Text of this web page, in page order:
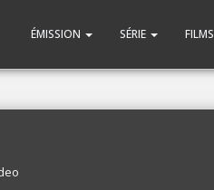
ÉMISSION SÉRIE FILMS